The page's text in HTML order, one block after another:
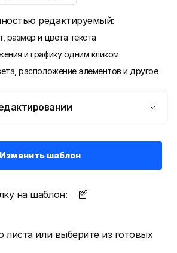
редактируемый:
размер и цвета текста
и графику одним кликом
расположение элементов и другое
Изменить шаблон
на шаблон:
листа или выберите из готовых